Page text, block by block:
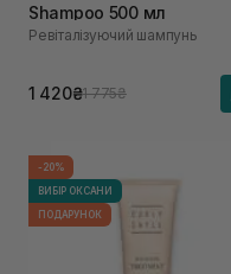
Shampoo 500 мл
Ревіталізуючий шампунь
1 420₴1 775₴
-20%
ВИБІР ОКСАНИ
ПОДАРУНОК